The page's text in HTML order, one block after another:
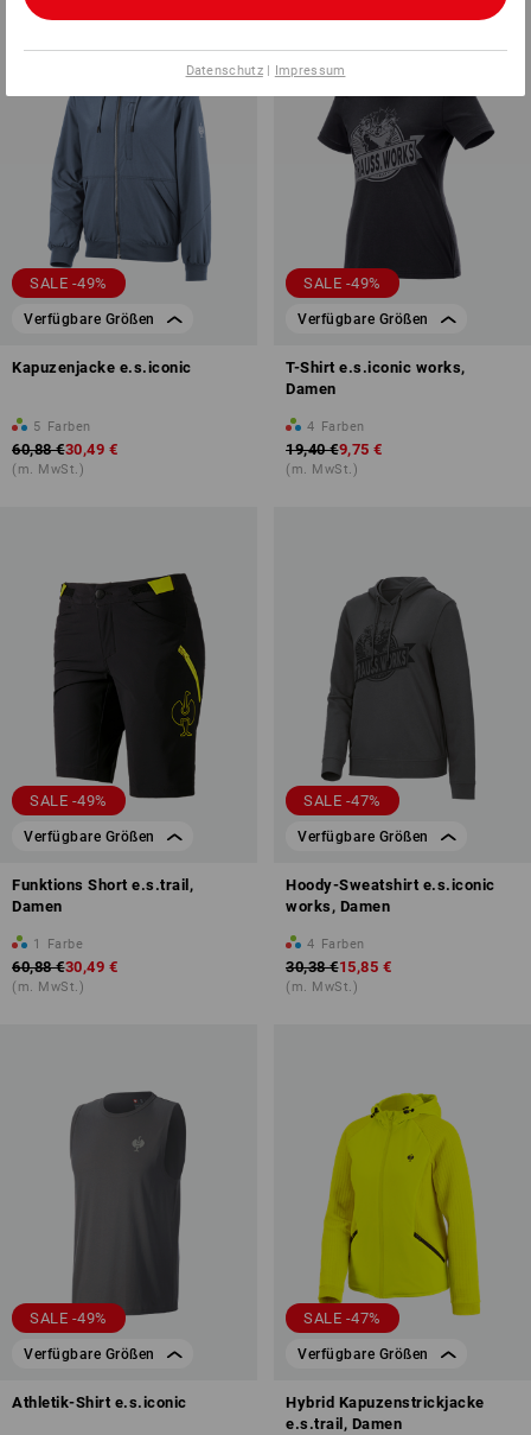
SALE -49%
Verfügbare Größen
Kapuzenjacke e.s.iconic
5 Farben
60,88 €30,49 €
(m. MwSt.)
SALE -49%
Verfügbare Größen
T-Shirt e.s.iconic works,
Damen
4 Farben
19,40 €9,75 €
(m. MwSt.)
SALE -49%
Verfügbare Größen
Funktions Short e.s.trail,
Damen
1 Farbe
60,88 €30,49 €
(m. MwSt.)
SALE -47%
Verfügbare Größen
Hoody-Sweatshirt e.s.iconic
works, Damen
4 Farben
30,38 €15,85 €
(m. MwSt.)
SALE -49%
Verfügbare Größen
Athletik-Shirt e.s.iconic
SALE -47%
Verfügbare Größen
Hybrid Kapuzenstrickjacke
e.s.trail, Damen
Datenschutz| Impressum